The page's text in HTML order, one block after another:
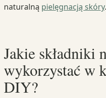
naturalną pielęgnacją skóry.
Jakie składniki
wykorzystać w
DIY?